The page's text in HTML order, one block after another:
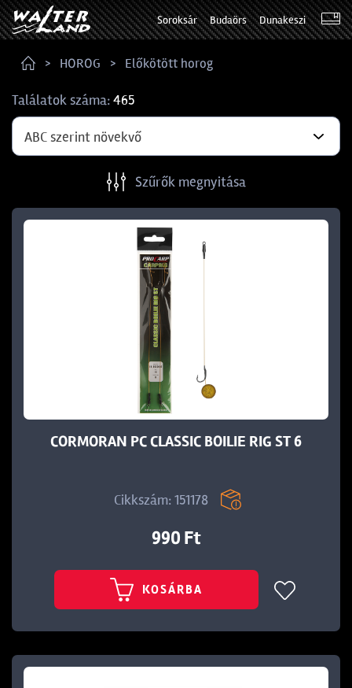
Soroksár Budaörs Dunakeszi
HOROG Előkötött horog
Találatok száma:465
ABC szerint növekvő
Szűrők megnyitása
CORMORAN PC CLASSIC BOILIE RIG ST 6
Cikkszám: 151178
990 Ft
KOSÁRBA